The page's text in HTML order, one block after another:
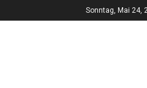
Sonntag, Mai 24,